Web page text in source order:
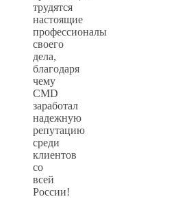
трудятся
настоящие
профессионалы
своего
дела,
благодаря
чему
CMD
заработал
надежную
репутацию
среди
клиентов
со
всей
России!